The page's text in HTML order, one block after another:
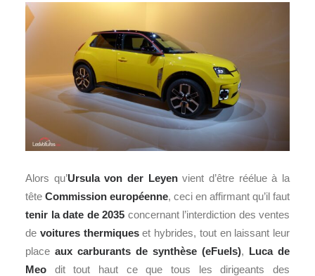
Alors qu’Ursula von der Leyenvient d’être réélue à la
tête Commission européenne, ceci en affirmant qu’il faut
tenir la date de 2035 concernant l’interdiction des ventes
de voitures thermiqueset hybrides, tout en laissant leur
place aux carburants de synthèse (eFuels), Luca de
Meo dit tout haut ce que tous les dirigeants des